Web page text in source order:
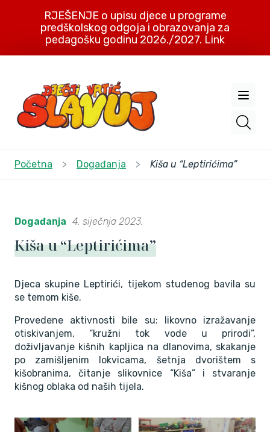
RJEŠENJE o upisu djece u programe
predškolskog odgoja i obrazovanja za
pedagošku godinu 2026./2027. Link
Početna > Događanja > Kiša u “Leptirićima”
Događanja 4. siječnja 2023.
Kiša u “Leptirićima”
Djeca skupine Leptirići, tijekom studenog bavila su
se temom kiše.
Provedene aktivnosti bile su: likovno izražavanje
otiskivanjem, “kružni tok vode u prirodi”,
doživljavanje kišnih kapljica na dlanovima, skakanje
po zamišljenim lokvicama, šetnja dvorištem s
kišobranima, čitanje slikovnice “Kiša” i stvaranje
kišnog oblaka od naših tijela.